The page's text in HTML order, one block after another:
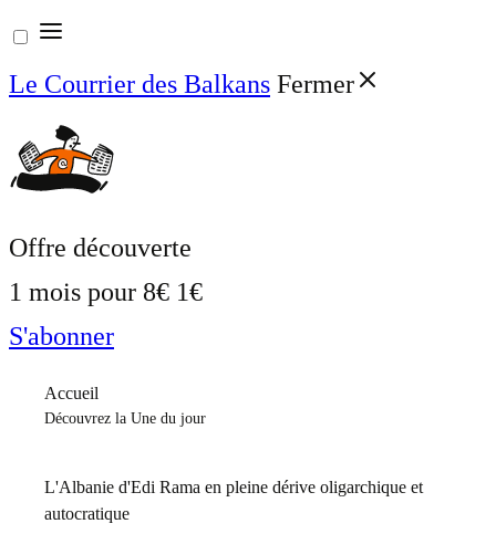
Aller
au
contenu
Le Courrier des Balkans Fermer
Offre découverte
1 mois pour 8€ 1€
S'abonner
Accueil
Découvrez la Une du jour
L'Albanie d'Edi Rama en pleine dérive oligarchique et
autocratique